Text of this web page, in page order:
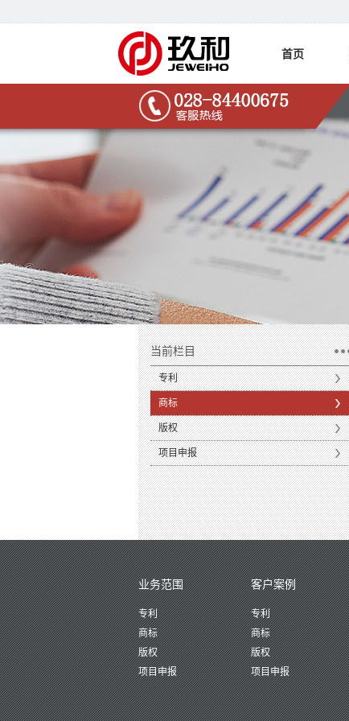
首页
当前栏目
专利
商标
版权
项目申报
业务范围
专利
商标
版权
项目申报
客户案例
专利
商标
版权
项目申报